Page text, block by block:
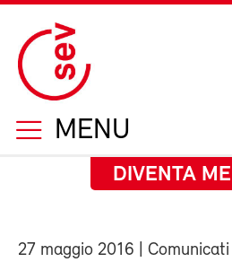
MENU
DIVENTA
27 maggio 2016 |